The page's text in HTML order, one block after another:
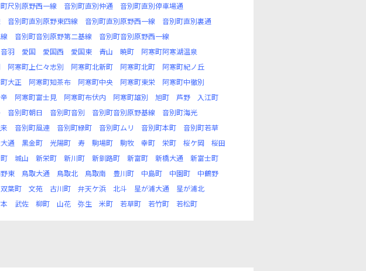
尺別原野西一線 音別町直別仲通
音別町直別停車場通
音別町直別原野東四線 音別町直別原野西一線
音別町直別裏通
音別町音別原野第二基線
音別町音別原野西一線
音羽 愛国 愛国西 愛国東 青山 暁町
阿寒町阿寒湖温泉
阿寒町上仁々志別 阿寒町北新町 阿寒町北町
阿寒町紀ノ丘
大正 阿寒町知茶布 阿寒町中央 阿寒町東栄
阿寒町中徹別
阿寒町富士見 阿寒町布伏内 阿寒町雄別 旭町 芦野
入江町
音別町朝日 音別町音別 音別町音別原野基線
音別町海光
音別町風連 音別町緑町 音別町ムリ 音別町本町
音別町若草
通 黒金町 光陽町 寿 駒場町 駒牧 幸町 栄町 桜ケ岡
桜田
城山 新栄町 新川町 新釧路町 新富町 新橋大通
新富士町
東 鳥取大通 鳥取北 鳥取南 豊川町 中島町 中園町
中鶴野
双葉町 文苑 古川町 弁天ケ浜 北斗 星が浦大通
星が浦北
武佐 柳町 山花 弥生 米町 若草町 若竹町 若松町